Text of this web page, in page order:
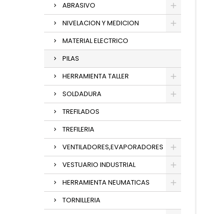
ABRASIVO
NIVELACION Y MEDICION
MATERIAL ELECTRICO
PILAS
HERRAMIENTA TALLER
SOLDADURA
TREFILADOS
TREFILERIA
VENTILADORES,EVAPORADORES
VESTUARIO INDUSTRIAL
HERRAMIENTA NEUMATICAS
TORNILLERIA